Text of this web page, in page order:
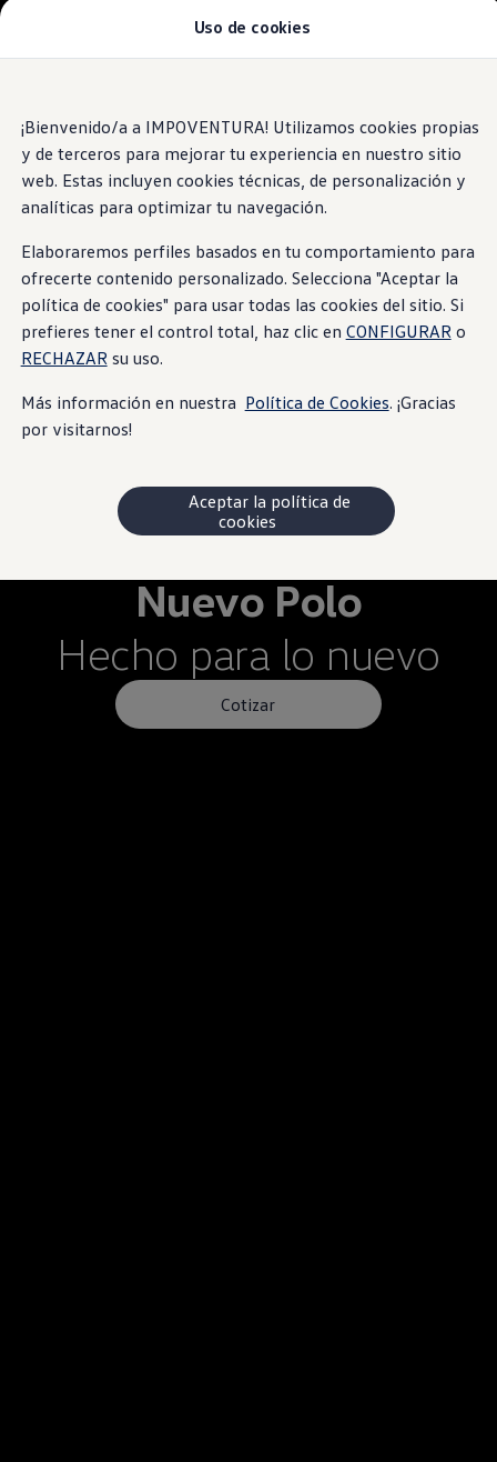
contenido
principal
a pie
de
Modelos y Concesionarios
Contáctenos
Marca y Experiencia
Volkswagen Ecuador
Noticias de Volkswagen Ecuador | Newsroom
Máxima seguridad Latin NCAP en Ecuador |
Manuales de Usuario
Servicios
Piezas originales
Asistencia Vial
Campaña de Recall Airbags Takata
Cliente Fantasma
Mantenimientos Volkswagen
Volkswagen 4Business
Nuevo Polo
Hecho para lo nuevo
Cotizar
Uso de cookies
¡Bienvenido/a a IMPOVENTURA! Utilizamos cookies propias
y de terceros para mejorar tu experiencia en nuestro sitio
web. Estas incluyen cookies técnicas, de personalización y
analíticas para optimizar tu navegación.
Elaboraremos perfiles basados en tu comportamiento para
ofrecerte contenido personalizado. Selecciona "Aceptar la
política de cookies" para usar todas las cookies del sitio. Si
prefieres tener el control total, haz clic en CONFIGURARo
RECHAZARsu uso.
Más información en nuestra Política de Cookies. ¡Gracias
por visitarnos!
Aceptar la política de
cookies